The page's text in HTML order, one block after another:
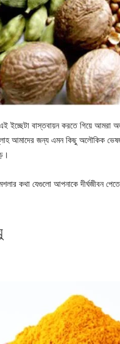
ইচ্ছেটা বাস্তবায়ন করতে গিয়ে আমরা
আমাদের জন্য এমন কিছু অলৌকিক
কথা যেগুলো আপনাকে দীর্ঘজীবন পেতে